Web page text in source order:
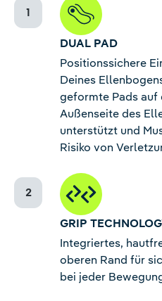
DUAL PAD
Positionssichere
Deines
geformte Pads auf
Außenseite des
unterstützt und
Risiko von
GRIP
Integriertes,
oberen Rand für
bei jeder